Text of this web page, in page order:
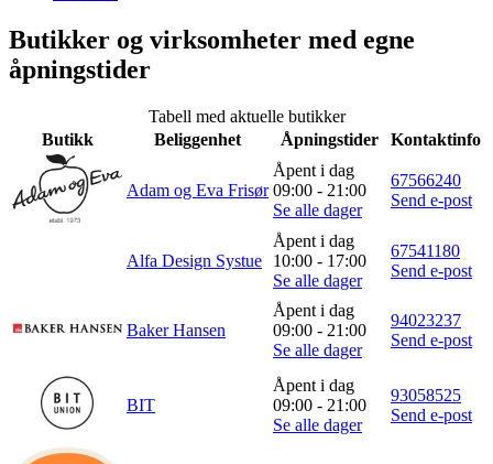
Åpningstider
Ledige stillinger
Magasin
Gavekort
Butikker og virksomheter med egne
åpningstider
Tabell med aktuelle butikker
Butikk
Beliggenhet Åpningstider Kontaktinfo
Adam og Eva Frisør
Åpent i dag
09:00 - 21:00
Se alle dager
67566240
Send e-post
Alfa Design Systue
Åpent i dag
10:00 - 17:00
Se alle dager
67541180
Send e-post
Baker Hansen
Åpent i dag
09:00 - 21:00
Se alle dager
94023237
Send e-post
BIT
Åpent i dag
09:00 - 21:00
Se alle dager
93058525
Send e-post